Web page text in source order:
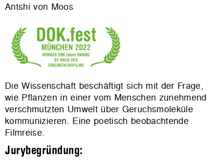
Antshi von Moos
Die Wissenschaft beschäftigt sich mit der Frage,
wie Pflanzen in einer vom Menschen zunehmend
verschmutzten Umwelt über Geruchsmoleküle
kommunizieren. Eine poetisch beobachtende
Filmreise.
Jurybegründung: